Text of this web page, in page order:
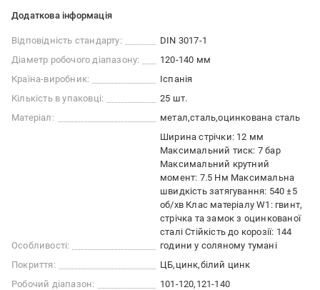
Додаткова інформація
Відповідність стандарту:
DIN 3017-1
Діаметр робочого діапазону:
120-140 мм
Країна-виробник:
Іспанія
Кількість в упаковці:
25 шт.
Матеріал:
метал сталь оцинкована сталь
Особливості:
Ширина стрічки: 12 мм
Максимальний тиск: 7 бар
Максимальний крутний
момент: 7.5 Нм Максимальна
швидкість затягування: 540 ±5
об/хв Клас матеріалу W1: гвинт,
стрічка та замок з оцинкованої
сталі Стійкість до корозії: 144
години у соляному тумані
Покриття:
ЦБ цинк білий цинк
Робочий діапазон:
101-120 121-140